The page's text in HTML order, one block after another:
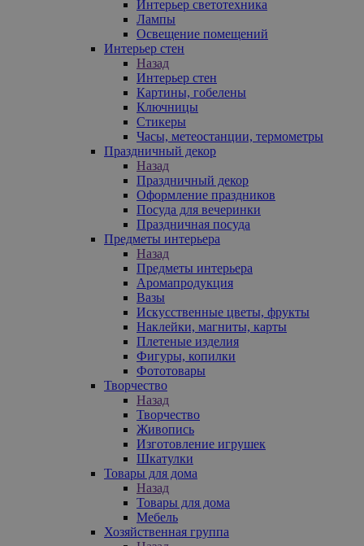
Интерьер светотехника
Лампы
Освещение помещений
Интерьер стен
Назад
Интерьер стен
Картины, гобелены
Ключницы
Стикеры
Часы, метеостанции, термометры
Праздничный декор
Назад
Праздничный декор
Оформление праздников
Посуда для вечеринки
Праздничная посуда
Предметы интерьера
Назад
Предметы интерьера
Аромапродукция
Вазы
Искусственные цветы, фрукты
Наклейки, магниты, карты
Плетеные изделия
Фигуры, копилки
Фототовары
Творчество
Назад
Творчество
Живопись
Изготовление игрушек
Шкатулки
Товары для дома
Назад
Товары для дома
Мебель
Хозяйственная группа